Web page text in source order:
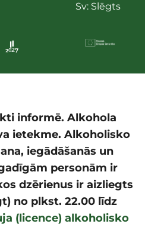
Sv: Slēgts
informē. Alkohola
ietekme. Alkoholisko
iegādāšanās un
personām ir
dzērienus ir aizliegts
no plkst. 22.00 līdz
(licence) alkoholisko